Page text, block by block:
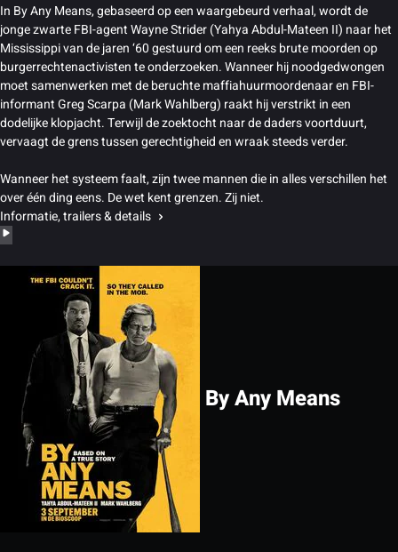
In By Any Means, gebaseerd op een waargebeurd verhaal, wordt de
jonge zwarte FBI-agent Wayne Strider (Yahya Abdul-Mateen II) naar het
Mississippi van de jaren ‘60 gestuurd om een reeks brute moorden op
burgerrechtenactivisten te onderzoeken. Wanneer hij noodgedwongen
moet samenwerken met de beruchte maffiahuurmoordenaar en FBI-
informant Greg Scarpa (Mark Wahlberg) raakt hij verstrikt in een
dodelijke klopjacht. Terwijl de zoektocht naar de daders voortduurt,
vervaagt de grens tussen gerechtigheid en wraak steeds verder.
Wanneer het systeem faalt, zijn twee mannen die in alles verschillen het
over één ding eens. De wet kent grenzen. Zij niet.
Informatie, trailers & details
By Any Means